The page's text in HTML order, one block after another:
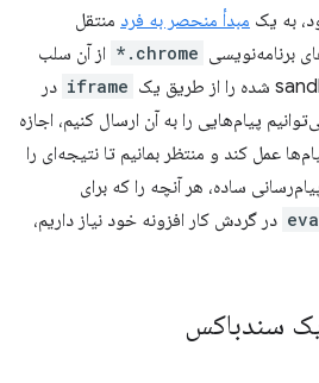
مبدأ منحصر به فرد منتقل
برنامه‌نویسی chrome.*
از آن سلب
iframe در
پیام‌هایی را به آن ارسال کنیم، اجازه
عمل کند و منتظر بمانیم تا نتیجه‌ای را
ساده، هر آنچه را که برای
در گردش کار افزونه خود نیاز داریم،
یک سندباکس